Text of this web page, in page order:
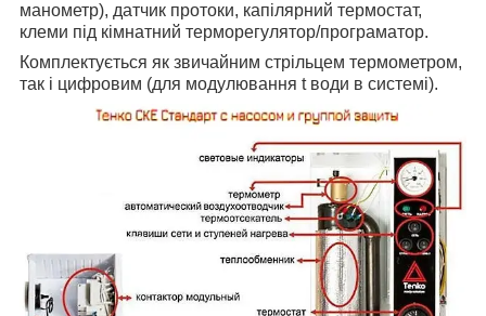
манометр), датчик протоки, капілярний термостат,
клеми під кімнатний терморегулятор/програматор.
Комплектується як звичайним стрільцем термометром,
так і цифровим (для модулювання t води в системі).